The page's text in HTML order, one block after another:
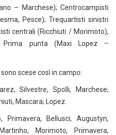
– Marchese); Centrocampisti
Pesce); Trequartisti sinistri
centrali (Ricchiuti / Morimoto),
Prima punta (Maxi Lopez –
scese così in campo:
Silvestre, Spolli, Marchese;
Mascara; Lopez.
Primavera, Bellusci, Augustyn,
Morimoto, Primavera,